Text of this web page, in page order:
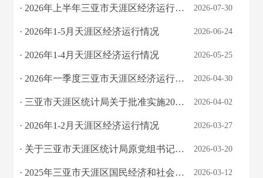
· 2026年上半年三亚市天涯区经济运行情况 2026-07-30
· 2026年1-5月天涯区经济运行情况 2026-06-24
· 2026年1-4月天涯区经济运行情况 2026-05-25
· 2026年一季度三亚市天涯区经济运行情况 2026-04-30
· 三亚市天涯区统计局关于批准实施2025年三亚市天涯区“绿水青山就是金山银山”建设... 2026-04-02
· 2026年1-2月天涯区经济运行情况 2026-03-27
· 关于三亚市天涯区统计局原党组书记、局长冯潇慧同志经济责任审计报告反映问题整改... 2026-03-20
· 2025年三亚市天涯区国民经济和社会发展统计公报 2026-03-12